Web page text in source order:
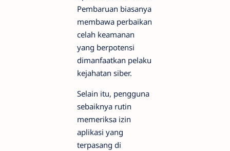
Pembaruan biasanya
membawa perbaikan
celah keamanan
yang berpotensi
dimanfaatkan pelaku
kejahatan siber.
Selain itu, pengguna
sebaiknya rutin
memeriksa izin
aplikasi yang
terpasang di